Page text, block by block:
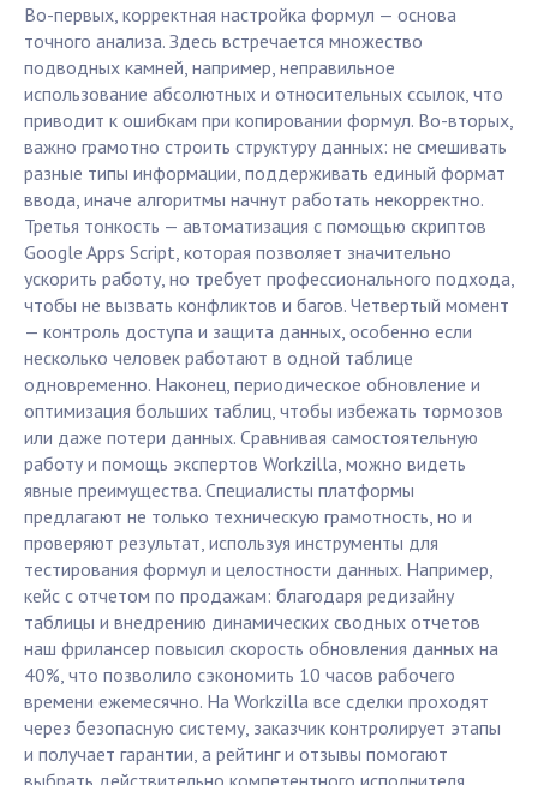
Во-первых, корректная настройка формул — основа
точного анализа. Здесь встречается множество
подводных камней, например, неправильное
использование абсолютных и относительных ссылок, что
приводит к ошибкам при копировании формул. Во-вторых,
важно грамотно строить структуру данных: не смешивать
разные типы информации, поддерживать единый формат
ввода, иначе алгоритмы начнут работать некорректно.
Третья тонкость — автоматизация с помощью скриптов
Google Apps Script, которая позволяет значительно
ускорить работу, но требует профессионального подхода,
чтобы не вызвать конфликтов и багов. Четвертый момент
— контроль доступа и защита данных, особенно если
несколько человек работают в одной таблице
одновременно. Наконец, периодическое обновление и
оптимизация больших таблиц, чтобы избежать тормозов
или даже потери данных. Сравнивая самостоятельную
работу и помощь экспертов Workzilla, можно видеть
явные преимущества. Специалисты платформы
предлагают не только техническую грамотность, но и
проверяют результат, используя инструменты для
тестирования формул и целостности данных. Например,
кейс с отчетом по продажам: благодаря редизайну
таблицы и внедрению динамических сводных отчетов
наш фрилансер повысил скорость обновления данных на
40%, что позволило сэкономить 10 часов рабочего
времени ежемесячно. На Workzilla все сделки проходят
через безопасную систему, заказчик контролирует этапы
и получает гарантии, а рейтинг и отзывы помогают